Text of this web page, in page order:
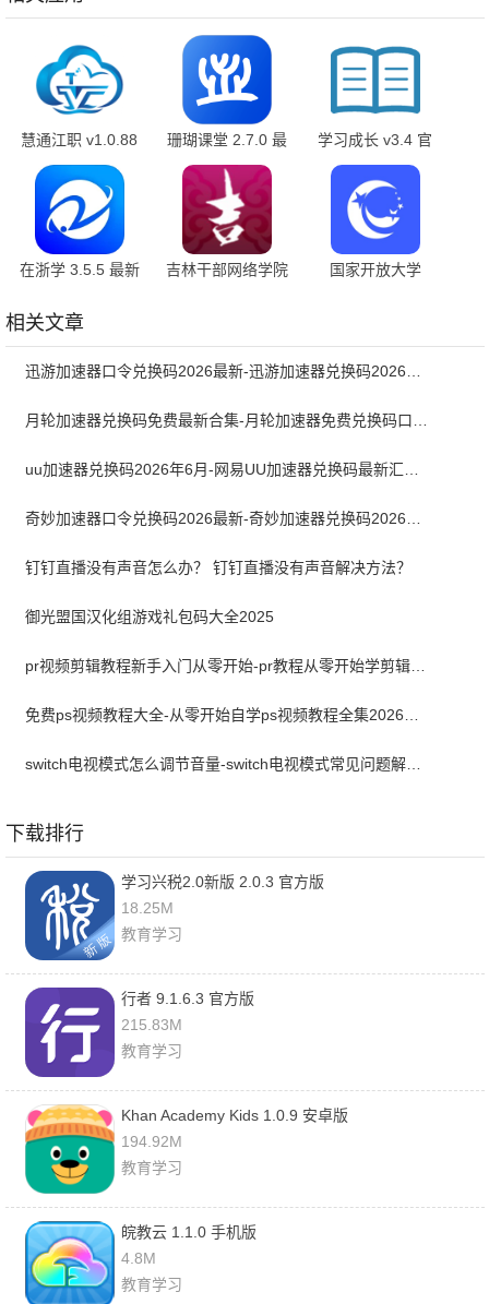
慧通江职 v1.0.88
最新版
珊瑚课堂 2.7.0 最
新版
学习成长 v3.4 官
方版
在浙学 3.5.5 最新
吉林干部网络学院
国家开放大学
相关文章
钉钉直播没有声音怎么办？ 钉钉直播没有声音解决方法？
御光盟国汉化组游戏礼包码大全2025
pr视频剪辑教程新手入门从零开始-pr教程从零开始学剪辑全集免费
switch电视模式怎么调节音量-switch电视模式常见问题解决方案
下载排行
学习兴税2.0新版 2.0.3 官方版
18.25M
教育学习
行者 9.1.6.3 官方版
215.83M
教育学习
Khan Academy Kids 1.0.9 安卓版
194.92M
教育学习
皖教云 1.1.0 手机版
4.8M
教育学习